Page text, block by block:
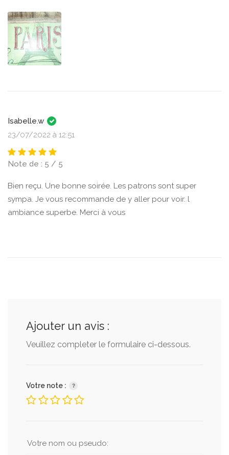
Isabelle.w
23/07/2022 à 12:51
Note de : 5 / 5
Bien reçu. Une bonne soirée. Les patrons sont super
sympa. Je vous recommande de y aller pour voir. l
ambiance superbe. Merci à vous
Ajouter un avis :
Veuillez completer le formulaire ci-dessous.
Votre note :
Votre nom ou pseudo: